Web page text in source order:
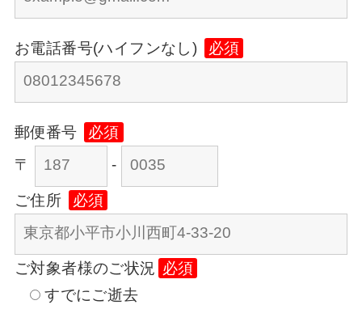
お電話番号(ハイフンなし) 必須
郵便番号
必須
〒
-
ご住所 必須
ご対象者様のご状況 必須
すでにご逝去